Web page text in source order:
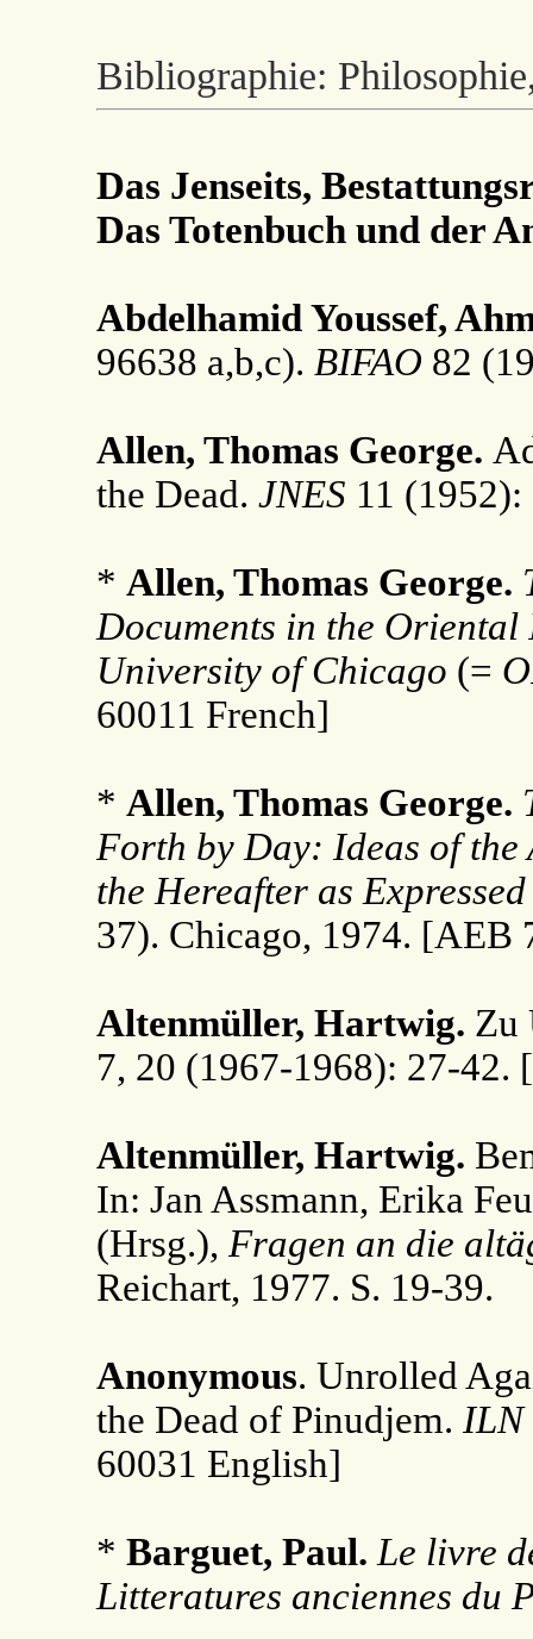
Bibliographie:
Das Jenseits,
Das Totenbuch und der
Abdelhamid Youssef,
96638 a,b,c). BIFAO 82
Allen, Thomas George.
the Dead. JNES 11
* Allen, Thomas George.
Documents in the Oriental
University of Chicago (=
60011 French]
* Allen, Thomas George.
Forth by Day: Ideas of
the Hereafter as
37). Chicago, 1974. [AEB
Altenmüller, Hartwig. Zu
7, 20 (1967-1968): 27-42.
Altenmüller, Hartwig.
In: Jan Assmann, Erika
(Hrsg.), Fragen an die
Reichart, 1977. S. 19-39.
Anonymous. Unrolled
the Dead of Pinudjem. ILN
60031 English]
* Barguet, Paul. Le livre
Litteratures anciennes du